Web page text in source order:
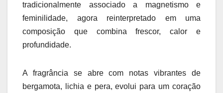
tradicionalmente associado a magnetismo e
feminilidade, agora reinterpretado em uma
composição que combina frescor, calor e
profundidade.
A fragrância se abre com notas vibrantes de
bergamota, lichia e pera, evolui para um coração